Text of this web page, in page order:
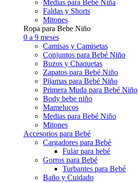
Medias para Bebé Niña
Faldas y Shorts
Mitones
Ropa para Bebe Niño
0 a 9 meses
Camisas y Camisetas
Conjuntos para Bebé Niño
Buzos y Chaquetas
Zapatos para Bebé Niño
Pijamas para Bebé Niño
Primera Muda para Bebé Niño
Body bebe niño
Mamelucos
Medias para Bebé Niño
Mitones
Accesorios para Bebé
Cargadores para Bebé
Fular para bebé
Gorros para Bebé
Turbantes para Bebé
Baño y Cuidado